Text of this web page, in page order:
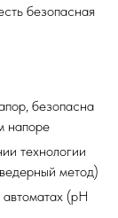
безопасная
безопасна
напоре
технологии
метод)
(pH